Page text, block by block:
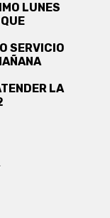
LUNES
SERVICIO
LA